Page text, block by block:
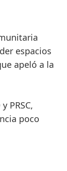
espacios
apeló a la
PRSC,
poco